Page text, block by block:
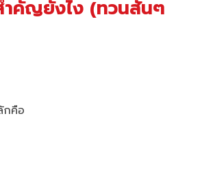
คัญยังไง (ทวนสั้นๆ
กคือ